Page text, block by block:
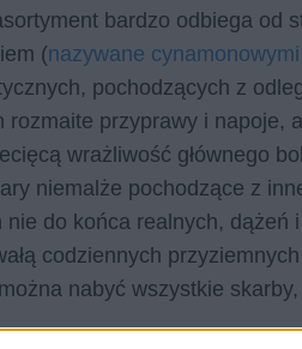
bardzo odbiega od
(nazywane
pochodzących z
przyprawy i napoje,
wrażliwość głównego
niemalże pochodzące z
do końca realnych, dążeń
codziennych
nabyć wszystkie